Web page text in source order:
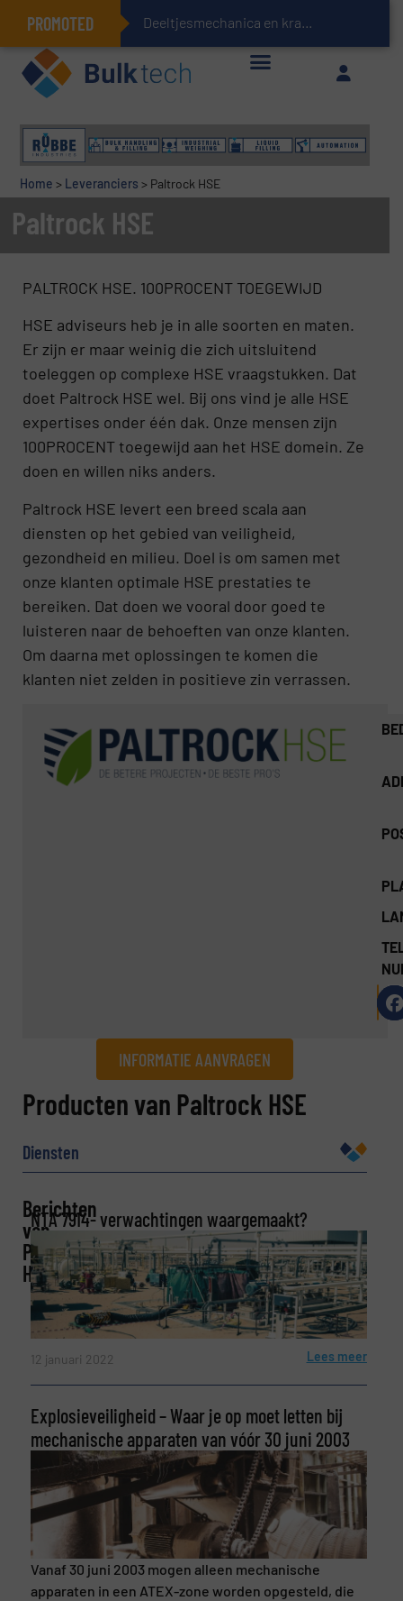
PROMOTED Deeltjesmechanica en krachtnetwerken in stortgoederen
Geïntegreerde doserings- en weegsystemen: Efficiëntie, kwaliteit en duurzaamheid in één oogopslag
Home > Leveranciers > Paltrock HSE
Paltrock HSE
PALTROCK HSE. 100PROCENT TOEGEWIJD
HSE adviseurs heb je in alle soorten en maten.
Er zijn er maar weinig die zich uitsluitend
toeleggen op complexe HSE vraagstukken. Dat
doet Paltrock HSE wel. Bij ons vind je alle HSE
expertises onder één dak. Onze mensen zijn
100PROCENT toegewijd aan het HSE domein. Ze
doen en willen niks anders.
Paltrock HSE levert een breed scala aan
diensten op het gebied van veiligheid,
gezondheid en milieu. Doel is om samen met
onze klanten optimale HSE prestaties te
bereiken. Dat doen we vooral door goed te
luisteren naar de behoeften van onze klanten.
Om daarna met oplossingen te komen die
klanten niet zelden in positieve zin verrassen.
INFORMATIE AANVRAGEN
Informatie aanvragen
Bedrijf
E-mail(Vereist)
Onderwerp(Vereist)
(Vereist)
Producten van Paltrock HSE
Diensten
Berichten
van
Paltrock
HSE
NTA 7914- verwachtingen waargemaakt?
12 januari 2022 Lees meer
Explosieveiligheid – Waar je op moet letten bij
mechanische apparaten van vóór 30 juni 2003
Vanaf 30 juni 2003 mogen alleen mechanische
apparaten in een ATEX-zone worden opgesteld, die